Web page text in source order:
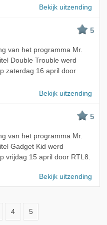
Bekijk uitzending
5
van het programma Mr.
Double Trouble werd
zaterdag 16 april door
Bekijk uitzending
5
van het programma Mr.
Gadget Kid werd
vrijdag 15 april door RTL8.
Bekijk uitzending
4 5